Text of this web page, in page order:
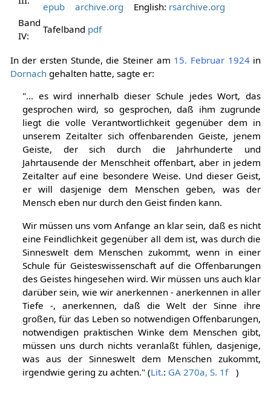
epub archive.org English: rsarchive.org
Band
IV:
Tafelband pdf
In der ersten Stunde, die Steiner am 15. Februar 1924in
Dornachgehalten hatte, sagte er:
"... es wird innerhalb dieser Schule jedes Wort, das
gesprochen wird, so gesprochen, daß ihm zugrunde
liegt die volle Verantwortlichkeit gegenüber dem in
unserem Zeitalter sich offenbarenden Geiste, jenem
Geiste, der sich durch die Jahrhunderte und
Jahrtausende der Menschheit offenbart, aber in jedem
Zeitalter auf eine besondere Weise. Und dieser Geist,
er will dasjenige dem Menschen geben, was der
Mensch eben nur durch den Geist finden kann.
Wir müssen uns vom Anfange an klar sein, daß es nicht
eine Feindlichkeit gegenüber all dem ist, was durch die
Sinneswelt dem Menschen zukommt, wenn in einer
Schule für Geisteswissenschaft auf die Offenbarungen
des Geistes hingesehen wird. Wir müssen uns auch klar
darüber sein, wie wir anerkennen - anerkennen in aller
Tiefe -, anerkennen, daß die Welt der Sinne ihre
großen, für das Leben so notwendigen Offenbarungen,
notwendigen praktischen Winke dem Menschen gibt,
müssen uns durch nichts veranlaßt fühlen, dasjenige,
was aus der Sinneswelt dem Menschen zukommt,
irgendwie gering zu achten." (Lit.: GA 270a, S. 1f )